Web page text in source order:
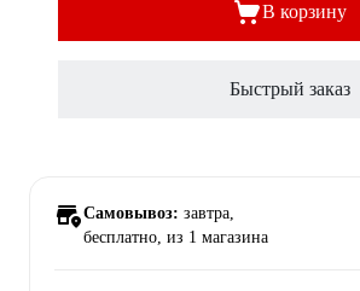
В корзину
Быстрый заказ
Самовывоз: завтра,
бесплатно, из 1 магазина